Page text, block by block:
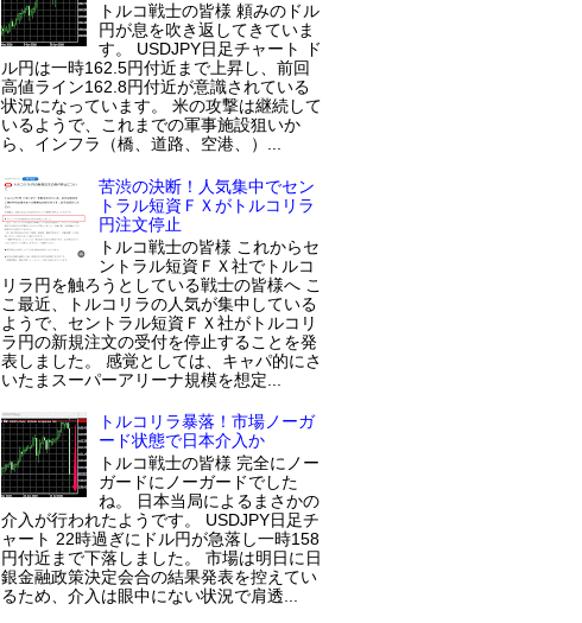
トルコ戦士の皆様 頼みのドル
円が息を吹き返してきていま
す。 USDJPY日足チャート ド
ル円は一時162.5円付近まで上昇し、前回
高値ライン162.8円付近が意識されている
状況になっています。 米の攻撃は継続して
いるようで、これまでの軍事施設狙いか
ら、インフラ（橋、道路、空港、）...
苦渋の決断！人気集中でセン
トラル短資ＦＸがトルコリラ
円注文停止
トルコ戦士の皆様 これからセ
ントラル短資ＦＸ社でトルコ
リラ円を触ろうとしている戦士の皆様へ こ
こ最近、トルコリラの人気が集中している
ようで、セントラル短資ＦＸ社がトルコリ
ラ円の新規注文の受付を停止することを発
表しました。 感覚としては、キャパ的にさ
いたまスーパーアリーナ規模を想定...
トルコリラ暴落！市場ノーガ
ード状態で日本介入か
トルコ戦士の皆様 完全にノー
ガードにノーガードでした
ね。 日本当局によるまさかの
介入が行われたようです。 USDJPY日足チ
ャート 22時過ぎにドル円が急落し一時158
円付近まで下落しました。 市場は明日に日
銀金融政策決定会合の結果発表を控えてい
るため、介入は眼中にない状況で肩透...